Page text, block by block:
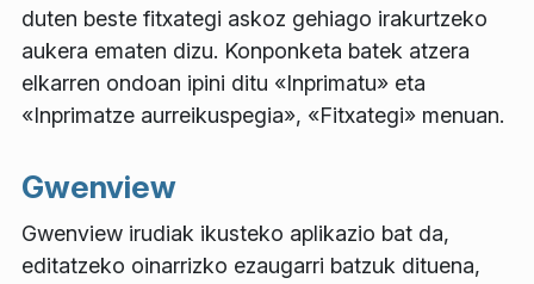
duten beste fitxategi askoz gehiago irakurtzeko
aukera ematen dizu. Konponketa batek atzera
elkarren ondoan ipini ditu «Inprimatu» eta
«Inprimatze aurreikuspegia», «Fitxategi» menuan.
Gwenview
Gwenview irudiak ikusteko aplikazio bat da,
editatzeko oinarrizko ezaugarri batzuk dituena,